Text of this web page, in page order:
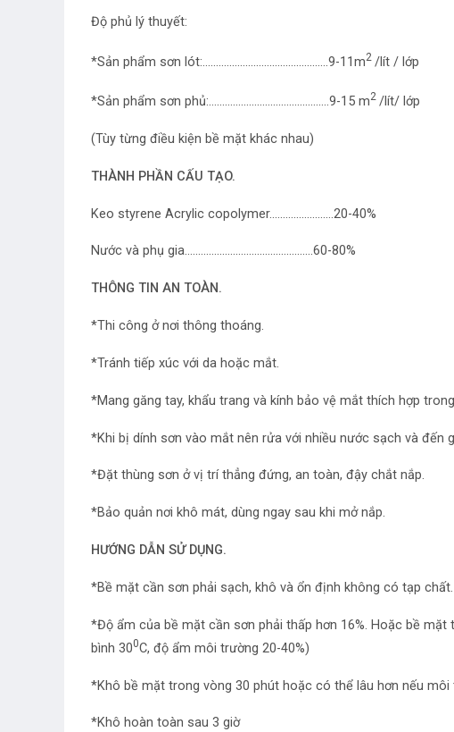
Độ phủ lý thuyết:
*Sản phẩm sơn lót:………………………………………..9-11m2 /lít / lớp
*Sản phẩm sơn phủ:………………………………………9-15 m2 /lít/ lớp
(Tùy từng điều kiện bề mặt khác nhau)
THÀNH PHẦN CẤU TẠO.
Keo styrene Acrylic copolymer……………………20-40%
Nước và phụ gia…………………………………………60-80%
THÔNG TIN AN TOÀN.
*Thi công ở nơi thông thoáng.
*Tránh tiếp xúc với da hoặc mắt.
*Mang găng tay, khẩu trang và kính bảo vệ mắt thích hợp
*Khi bị dính sơn vào mắt nên rửa với nhiều nước sạch và đến
*Đặt thùng sơn ở vị trí thẳng đứng, an toàn, đậy chắt nắp.
*Bảo quản nơi khô mát, dùng ngay sau khi mở nắp.
HƯỚNG DẪN SỬ DỤNG.
*Bề mặt cần sơn phải sạch, khô và ổn định không có tạp chất.
*Độ ẩm của bề mặt cần sơn phải thấp hơn 16%. Hoặc bề
bình 300C, độ ẩm môi trường 20-40%)
*Khô bề mặt trong vòng 30 phút hoặc có thể lâu hơn nếu
*Khô hoàn toàn sau 3 giờ